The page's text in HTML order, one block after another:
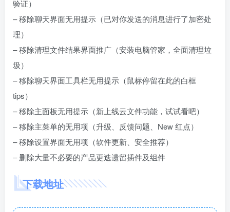
验证）
– 移除聊天界面无用提示（已对你发送的消息进行了加密处
理）
– 移除清理文件结果界面推广（安装电脑管家，全面清理垃
圾）
– 移除聊天界面工具栏无用提示（鼠标停留在此的白框
tips）
– 移除主面板无用提示（新上线云文件功能，试试看吧）
– 移除主菜单的无用项（升级、反馈问题、New 红点）
– 移除设置界面无用项（软件更新、安全推荐）
– 删除大量不必要的产品更迭遗留插件及组件
下载地址